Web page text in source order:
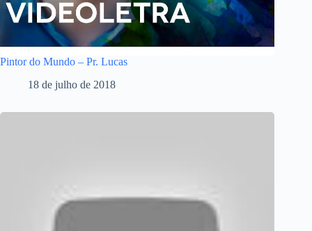
Pintor do Mundo – Pr. Lucas
18 de julho de 2018